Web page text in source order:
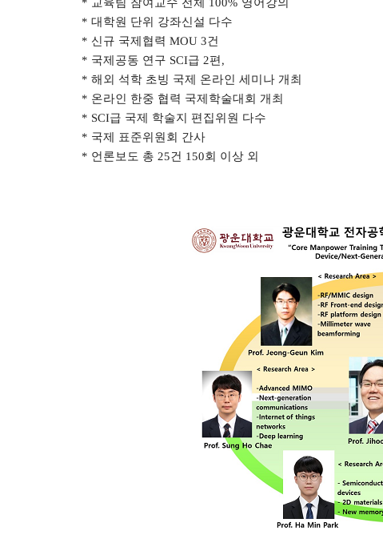
*대학원 단위 강좌신설 다수
* 신규 국제협력MOU 3건
* 국제공동 연구 SCI급 2편 ,
*해외 석학 초빙 국제 온라인 세미나 개최
* 온라인 한중 협력 국제학술대회 개최
* SCI급 국제 학술지 편집위원 다수
* 국제 표준위원회 간사
* 언론보도 총 25건 150회 이상 외